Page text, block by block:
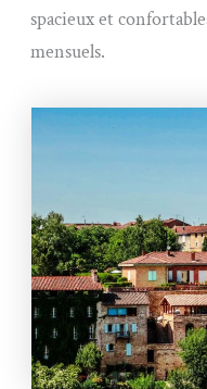
spacieux et
mensuels.